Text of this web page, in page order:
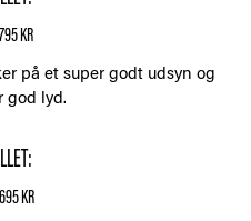
KR
på et super godt udsyn og
god lyd.
KR